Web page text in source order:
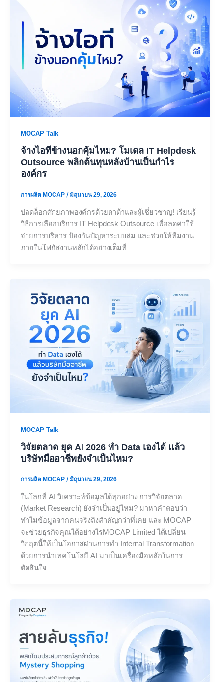
MOCAP Talk
จ้างไอทีข้างนอกคุ้มไหม? โมเดล IT Helpdesk
Outsource พลิกต้นทุนหลังบ้านเป็นกำไร
องค์กร
การผลิต MOCAP /มิถุนายน 29, 2026
ปลดล็อกศักยภาพองค์กรด้วยดาต้าและผู้เชี่ยวชาญ! เรียนรู้
วิธีการเลือกบริการ IT Helpdesk Outsource เพื่อลดค่าใช้
จ่ายการบริหาร ป้องกันปัญหาระบบล่ม และช่วยให้ทีมงาน
ภายในโฟกัสงานหลักได้อย่างเต็มที่
MOCAP Talk
วิจัยตลาด ยุค AI 2026 ทำ Data เองได้ แล้ว
บริษัทมืออาชีพยังจำเป็นไหม?
การผลิต MOCAP /มิถุนายน 29, 2026
ในโลกที่ AI วิเคราะห์ข้อมูลได้ทุกอย่าง การวิจัยตลาด
(Market Research) ยังจำเป็นอยู่ไหม? มาหาคำตอบว่า
ทำไมข้อมูลจากคนจริงถึงสำคัญกว่าที่เคย และ MOCAP
จะช่วยธุรกิจคุณได้อย่างไรMOCAP Limited ได้เปลี่ยน
วิกฤตนี้ให้เป็นโอกาสผ่านการทำ Internal Transformation
ด้วยการนำเทคโนโลยี AI มาเป็นเครื่องมือหลักในการ
ตัดสินใจ